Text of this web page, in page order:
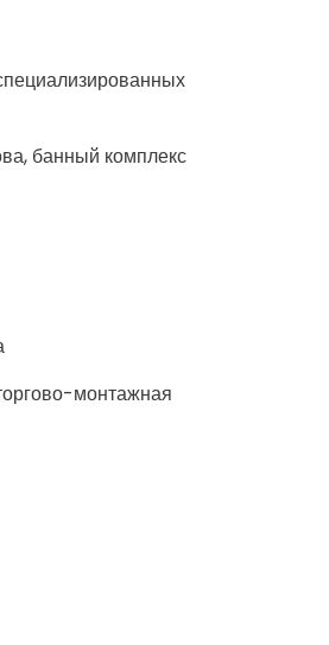
банный комплекс
монтажная